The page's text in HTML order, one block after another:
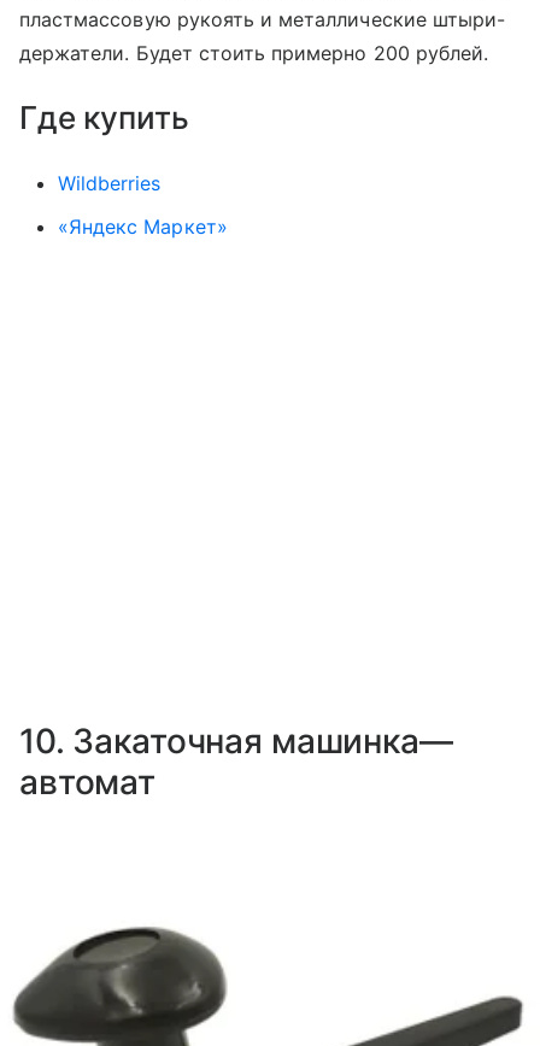
пластмассовую рукоять и металлические штыри-
держатели. Будет стоить примерно 200 рублей.
Где купить
Wildberries
«Яндекс Маркет»
10. Закаточная машинка—
автомат